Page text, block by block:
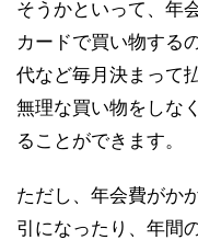
そうかといって、年
カードで買い物する
代など毎月決まって
無理な買い物をしな
ることができます。
ただし、年会費がか
引になったり、年間